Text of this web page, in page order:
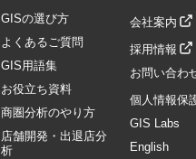
GISの選び方
よくあるご質問
GIS用語集
お役立ち資料
商圏分析のやり方
店舗開発・出退店分
析
会社案内
採用情報
お問い合わ
個人情報保
GIS Labs
English